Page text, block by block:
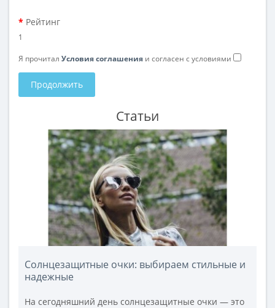
Рейтинг
1
Я прочитал Условия соглашения и согласен с условиями
Продолжить
Статьи
Солнцезащитные очки: выбираем стильные и
надежные
На сегодняшний день солнцезащитные очки — это